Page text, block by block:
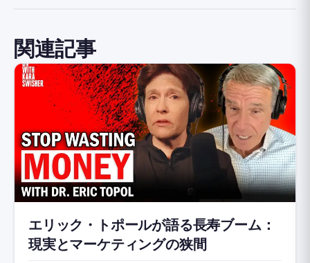
関連記事
エリック・トポールが語る長寿ブーム：
現実とマーケティングの狭間